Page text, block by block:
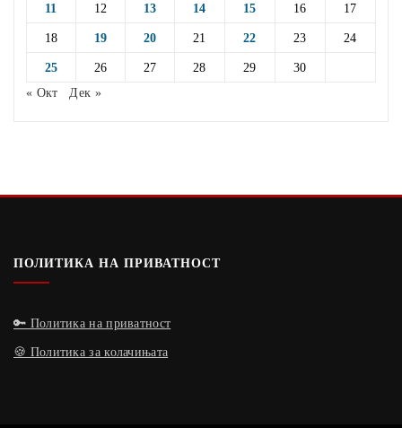
11 12 13 14 15 16 17
18 19 20 21 22 23 24
25 26 27 28 29
30
« Окт
Дек »
ПОЛИТИКА НА ПРИВАТНОСТ
🔑 Политика на приватност
🍪 Политика за колачињата